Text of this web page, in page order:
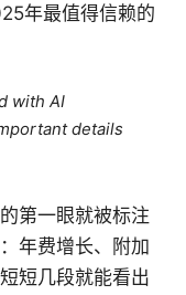
年最值得信赖的
with AI
details
第一眼就被标注
年费增长、附加
短几段就能看出